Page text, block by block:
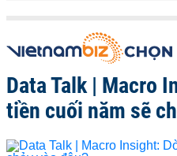
Data Talk | Macro
tiền cuối năm sẽ